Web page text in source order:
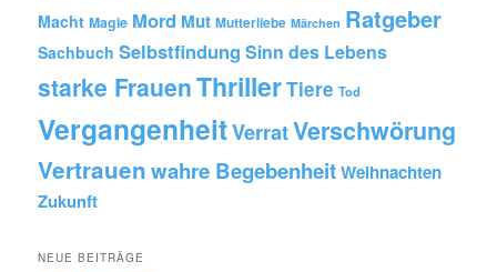
Macht Magie Mord Mut Mutterliebe Märchen Ratgeber
Sachbuch Selbstfindung Sinn des Lebens
starke FrauenThrillerTiere Tod
VergangenheitVerratVerschwörung
Vertrauenwahre BegebenheitWeihnachten
Zukunft
NEUE BEITRÄGE